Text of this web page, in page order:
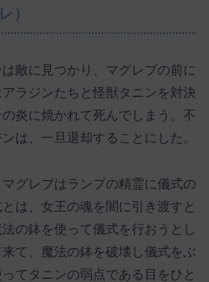
）
敵に見つかり、マグレブの前に
ラジンたちと怪獣タニンを対決
炎に焼かれて死んでしまう。不
は、一旦退却することにした。
グレブはランプの精霊に儀式の
は、女王の魂を闇に引き渡すと
の鉢を使って儀式を行おうとし
て、魔法の鉢を破壊し儀式をぶ
てタニンの弱点である目をひと